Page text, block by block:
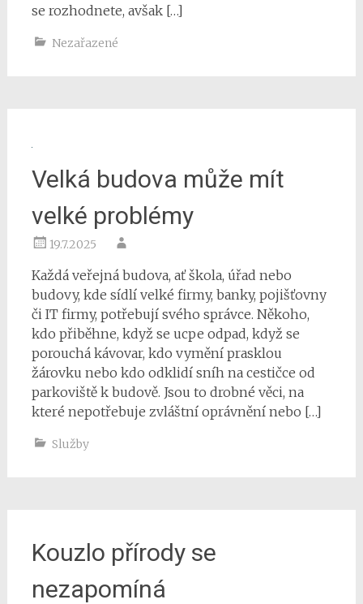
se rozhodnete, avšak […]
Nezařazené
Velká budova může mít
velké problémy
19.7.2025
Každá veřejná budova, ať škola, úřad nebo
budovy, kde sídlí velké firmy, banky, pojišťovny
či IT firmy, potřebují svého správce. Někoho,
kdo přiběhne, když se ucpe odpad, když se
porouchá kávovar, kdo vymění prasklou
žárovku nebo kdo odklidí sníh na cestičce od
parkoviště k budově. Jsou to drobné věci, na
které nepotřebuje zvláštní oprávnění nebo […]
Služby
Kouzlo přírody se
nezapomíná